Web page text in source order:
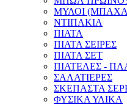
ΜΥΛΟΙ
ΝΤΙΠΑΚΙΑ
ΠΙΑΤΑ
ΠΙΑΤΑ ΣΕΙΡΕΣ
ΠΙΑΤΑ ΣΕΤ
ΠΙΑΤΕΛΕΣ -
ΣΑΛΑΤΙΕΡΕΣ
ΣΚΕΠΑΣΤΑ
ΦΥΣΙΚΑ ΥΛΙΚΑ